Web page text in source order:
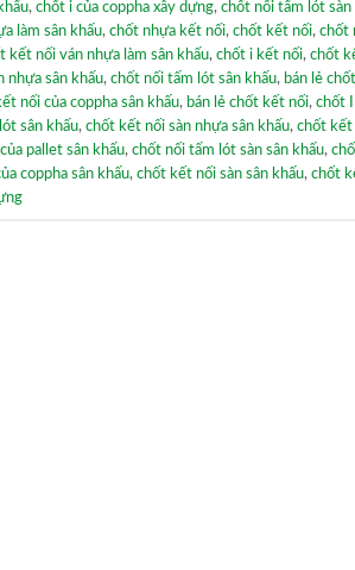
, chốt i của coppha xây dựng, chốt nối tấm lót sàn
làm sân khấu, chốt nhựa kết nối, chốt kết nối, chốt
kết nối ván nhựa làm sân khấu, chốt i kết nối, chốt
nhựa sân khấu, chốt nối tấm lót sân khấu, bán lẻ
nối của coppha sân khấu, bán lẻ chốt kết nối, chốt I
sân khấu, chốt kết nối sàn nhựa sân khấu, chốt kết
pallet sân khấu, chốt nối tấm lót sàn sân khấu,
coppha sân khấu, chốt kết nối sàn sân khấu, chốt